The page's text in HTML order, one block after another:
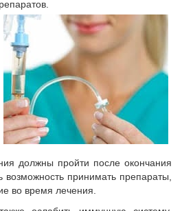
должны пройти после окончания
возможность принимать препараты,
во время лечения.